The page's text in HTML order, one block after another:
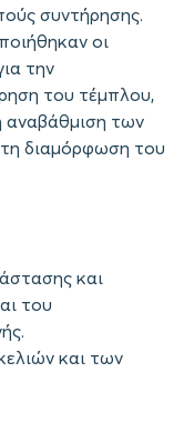
συντήρησης.
οι
την
του τέμπλου,
αναβάθμιση των
διαμόρφωση του
και
του
και των